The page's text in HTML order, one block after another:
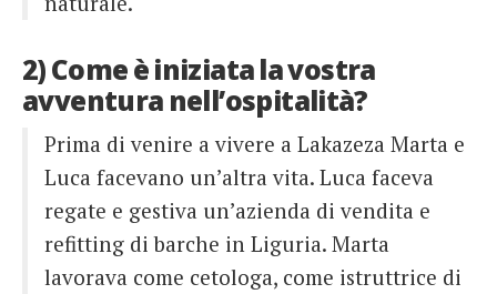
2) Come è iniziata la vostra
avventura nell’ospitalità?
Prima di venire a vivere a Lakazeza Marta e
Luca facevano un’altra vita. Luca faceva
regate e gestiva un’azienda di vendita e
refitting di barche in Liguria. Marta
lavorava come cetologa, come istruttrice di